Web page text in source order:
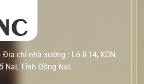
chỉ nhà xưởng : Lô II-14, KCN
Nai, Tỉnh Đồng Nai.